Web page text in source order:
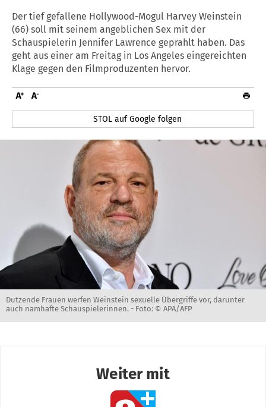
Der tief gefallene Hollywood-Mogul Harvey Weinstein
(66) soll mit seinem angeblichen Sex mit der
Schauspielerin Jennifer Lawrence geprahlt haben. Das
geht aus einer am Freitag in Los Angeles eingereichten
Klage gegen den Filmproduzenten hervor.
STOL auf Google folgen
Dutzende Frauen werfen Weinstein sexuelle Übergriffe vor, darunter
auch namhafte Schauspielerinnen. - Foto: © APA/AFP